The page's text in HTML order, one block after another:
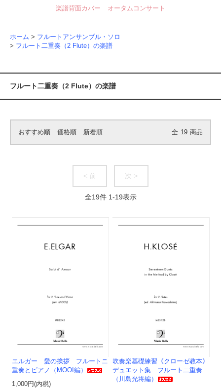
楽譜背面カバー
オータムコンサート
ホーム > フルートアンサンブル・ソロ
> フルート二重奏（2 Flute）の楽譜
フルート二重奏（2 Flute）の楽譜
おすすめ順 価格順 新着順 全 19 商品
< 前 次 >
全19件 1-19表示
エルガー 愛の挨拶 フルートニ
重奏とピアノ（MOOI編）
1,000円(内税)
吹奏楽基礎練習《クローゼ教本》
デュエット集 フルート二重奏
（川島光将編）